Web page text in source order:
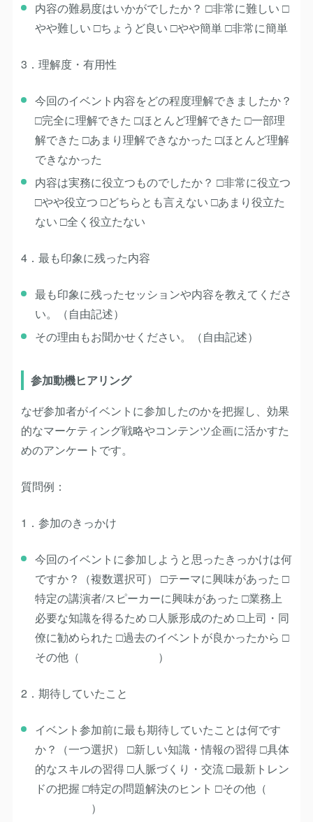
内容の難易度はいかがでしたか？ □非常に難しい □
やや難しい □ちょうど良い □やや簡単 □非常に簡単
3．理解度・有用性
今回のイベント内容をどの程度理解できましたか？
□完全に理解できた □ほとんど理解できた □一部理
解できた □あまり理解できなかった □ほとんど理解
できなかった
内容は実務に役立つものでしたか？ □非常に役立つ
□やや役立つ □どちらとも言えない □あまり役立た
ない □全く役立たない
4．最も印象に残った内容
最も印象に残ったセッションや内容を教えてくださ
い。（自由記述）
その理由もお聞かせください。（自由記述）
参加動機ヒアリング
なぜ参加者がイベントに参加したのかを把握し、効果
的なマーケティング戦略やコンテンツ企画に活かすた
めのアンケートです。
質問例：
1．参加のきっかけ
今回のイベントに参加しようと思ったきっかけは何
ですか？（複数選択可） □テーマに興味があった □
特定の講演者/スピーカーに興味があった □業務上
必要な知識を得るため □人脈形成のため □上司・同
僚に勧められた □過去のイベントが良かったから □
その他（ ）
2．期待していたこと
イベント参加前に最も期待していたことは何です
か？（一つ選択） □新しい知識・情報の習得 □具体
的なスキルの習得 □人脈づくり・交流 □最新トレン
ドの把握 □特定の問題解決のヒント □その他（
）